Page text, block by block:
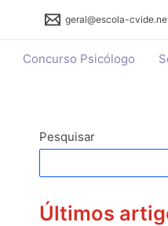
geral@escola-
Concurso Psicólogo
Pesquisar
Últimos